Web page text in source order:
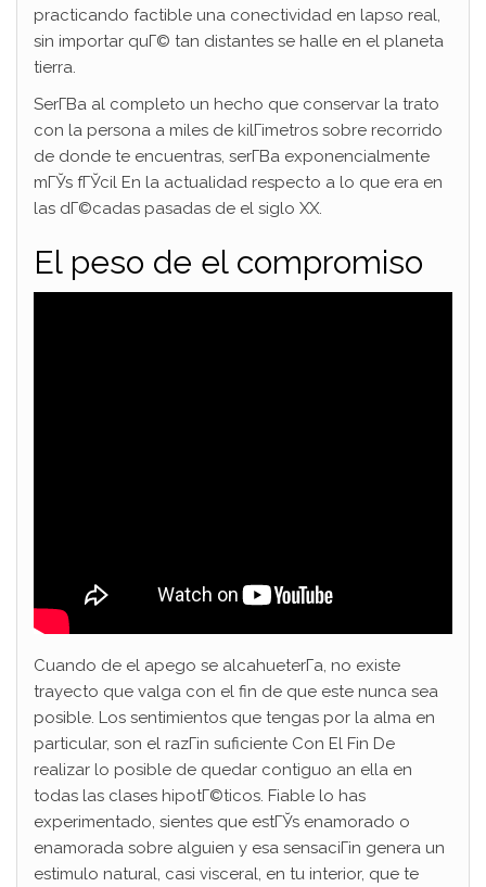
practicando factible una conectividad en lapso real,
sin importar quГ© tan distantes se halle en el planeta
tierra.
SerГ­В­a al completo un hecho que conservar la trato
con la persona a miles de kilГіmetros sobre recorrido
de donde te encuentras, serГ­В­a exponencialmente
mГЎs fГЎcil En la actualidad respecto a lo que era en
las dГ©cadas pasadas de el siglo XX.
El peso de el compromiso
Cuando de el apego se alcahueterГ­a, no existe
trayecto que valga con el fin de que este nunca sea
posible. Los sentimientos que tengas por la alma en
particular, son el razГіn suficiente Con El Fin De
realizar lo posible de quedar contiguo an ella en
todas las clases hipotГ©ticos. Fiable lo has
experimentado, sientes que estГЎs enamorado o
enamorada sobre alguien y esa sensaciГіn genera un
estimulo natural, casi visceral, en tu interior, que te